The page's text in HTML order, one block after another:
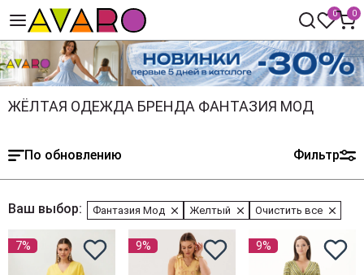
0 0
ЖЁЛТАЯ ОДЕЖДА БРЕНДА ФАНТАЗИЯ МОД
По обновлению Фильтр
Ваш выбор: Фантазия Мод Желтый Очистить все
7% 9% 9%